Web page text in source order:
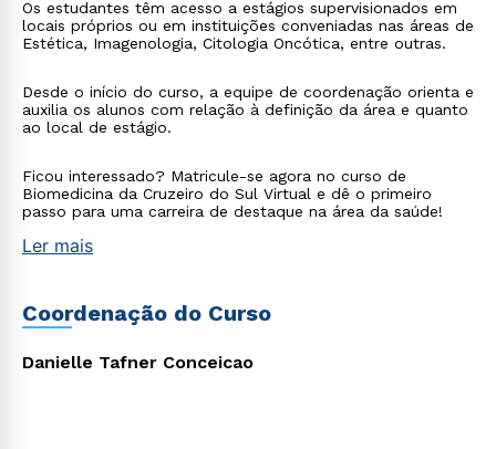
Os estudantes têm acesso a estágios supervisionados em
locais próprios ou em instituições conveniadas nas áreas de
Estética, Imagenologia, Citologia Oncótica, entre outras.
Desde o início do curso, a equipe de coordenação orienta e
auxilia os alunos com relação à definição da área e quanto
ao local de estágio.
Ficou interessado? Matricule-se agora no curso de
Biomedicina da Cruzeiro do Sul Virtual e dê o primeiro
passo para uma carreira de destaque na área da saúde!
Ler mais
Coordenação do Curso
Danielle Tafner Conceicao
autorizo que meus dados sejam utilizados para o
envio de conteúdos da Cruzeiro do Sul.